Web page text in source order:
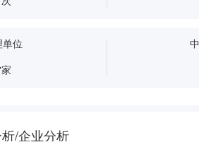
单位
家
/企业分析